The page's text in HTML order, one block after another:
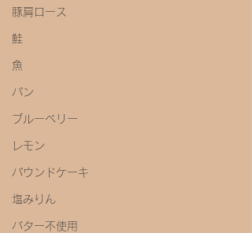
豚肩ロース
鮭
魚
パン
ブルーベリー
レモン
パウンドケーキ
塩みりん
バター不使用